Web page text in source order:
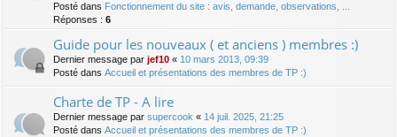
Posté dans Fonctionnement du site : avis, demande, observations, ...
Réponses : 6
Guide pour les nouveaux ( et anciens ) membres :)
Dernier message par jef10 « 10 mars 2013, 09:39
Posté dans Accueil et présentations des membres de TP :)
Charte de TP - A lire
Dernier message par supercook « 14 juil. 2025, 21:25
Posté dans Accueil et présentations des membres de TP :)